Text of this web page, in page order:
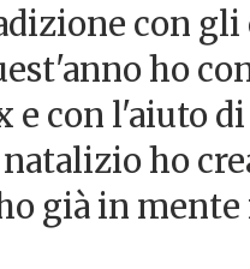
con
ho
e con l'aiuto
ho
già in